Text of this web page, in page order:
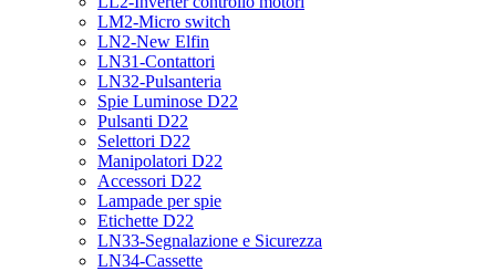
LM2-Micro switch
LN2-New Elfin
LN31-Contattori
LN32-Pulsanteria
Spie Luminose D22
Pulsanti D22
Selettori D22
Manipolatori D22
Accessori D22
Lampade per spie
Etichette D22
LN33-Segnalazione e Sicurezza
LN34-Cassette